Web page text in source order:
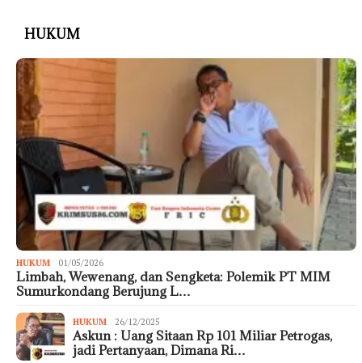
HUKUM
HUKUM 01/05/2026
Limbah, Wewenang, dan Sengketa: Polemik PT MIM
Sumurkondang Berujung L…
HUKUM 26/12/2025
Askun : Uang Sitaan Rp 101 Miliar Petrogas,
jadi Pertanyaan, Dimana Ri…